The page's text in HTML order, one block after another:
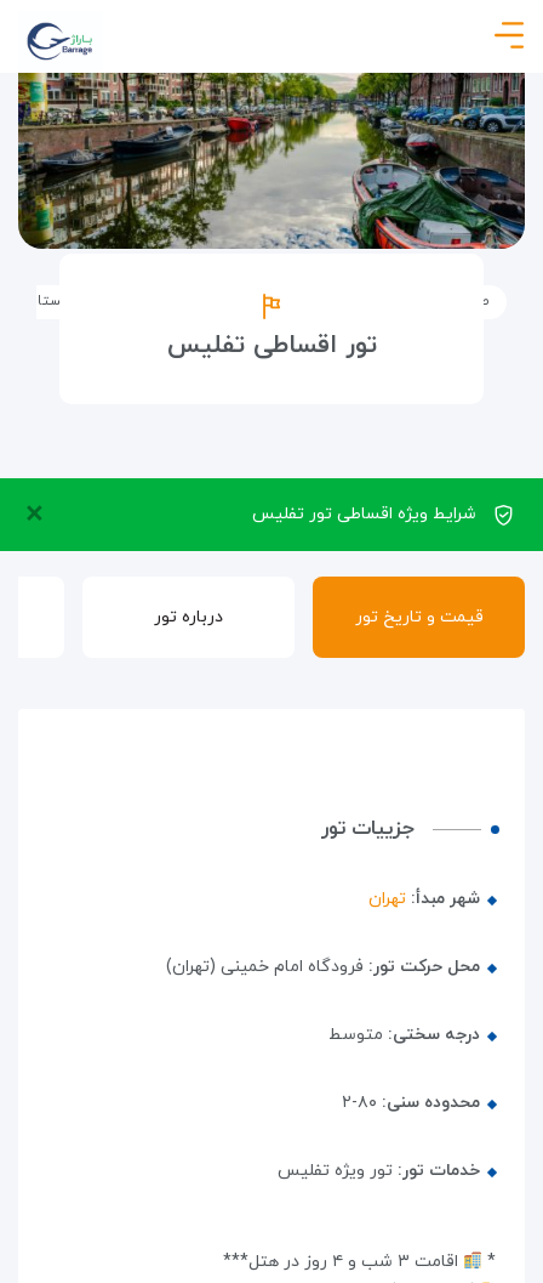
صفحه نخست تورهای اقساطی تور قسطی تفلیس (گرجستان)
تور اقساطی تفلیس
× شرایط ویژه اقساطی تور تفلیس
قیمت و تاریخ تور درباره تور
جزییات تور
شهر مبدأ: تهران
محل حرکت تور: فرودگاه امام خمینی (تهران)
درجه سختی: متوسط
محدوده سنی: ۸۰-۲
خدمات تور: تور ویژه تفلیس
*
اقامت ۳ شب و ۴ روز در هتل***